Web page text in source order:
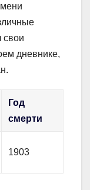
свои
дневнике,
Год
смерти
1903